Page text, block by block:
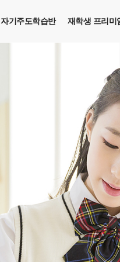
자기주도학습반 재학생 프리미